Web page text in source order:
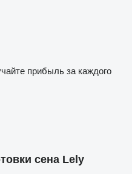
прибыль за каждого
сена Lely